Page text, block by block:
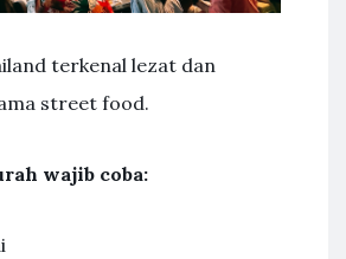
terkenal lezat dan
street food.
wajib coba: